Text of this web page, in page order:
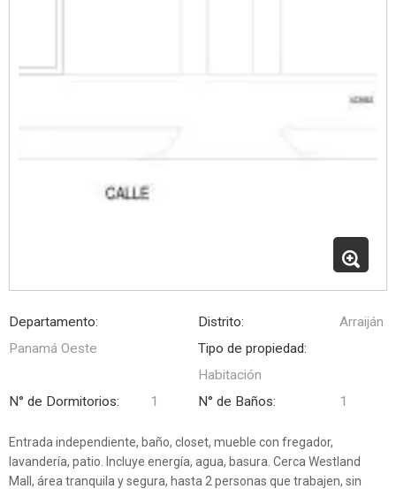
Departamento:
Panamá Oeste
Distrito:
Arraiján
Tipo de propiedad:
Habitación
N° de Dormitorios:
1 N° de Baños: 1
Entrada independiente, baño, closet, mueble con fregador,
lavandería, patio. Incluye energía, agua, basura. Cerca Westland
Mall, área tranquila y segura, hasta 2 personas que trabajen, sin